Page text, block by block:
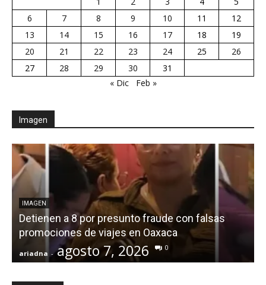
6
7 8 9 10 11
12
13
14 15 16 17 18
19
20
21 22 23 24 25
26
27
28 29 30
31
« Dic
Feb »
Imagen
IMAGEN
Detienen a 8 por presunto fraude con falsas
promociones de viajes en Oaxaca
ariadna - agosto 7, 2026 0